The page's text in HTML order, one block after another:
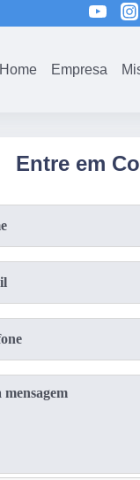
3465-5301
Home Empresa
Entre em